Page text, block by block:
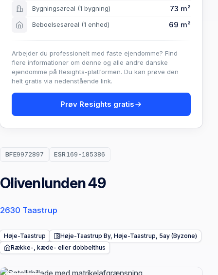
BFE9972897 ESR169-185386
Olivenlunden 49
2630 Taastrup
Høje-Taastrup
Høje-Taastrup By, Høje-Taastrup, 5ay (Byzone)
Række-, kæde- eller dobbelthus
Bygningsareal (1 bygning) 73 m²
Beboelsesareal (1 enhed) 69 m²
Arbejder du professionelt med faste ejendomme? Find
flere informationer om denne og alle andre danske
ejendomme på Resights-platformen. Du kan prøve den
helt gratis via nedenstående link.
Prøv Resights gratis